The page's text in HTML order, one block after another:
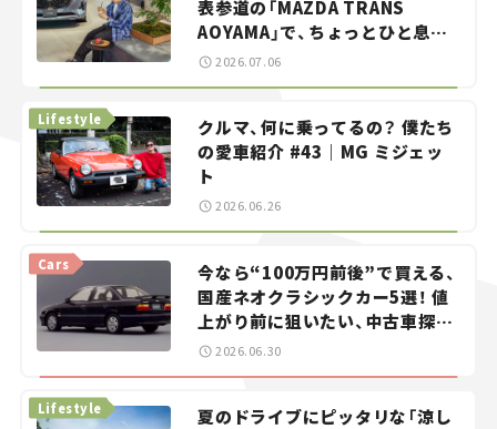
表参道の「MAZDA TRANS
AOYAMA」で、ちょっとひと息。
——連載｜CCGとクルマでどうす
2026.07.06
クルマ、何に乗ってるの？ 僕たち
の愛車紹介 #43｜MG ミジェッ
ト
Lifestyle
2026.06.26
今なら“100万円前後”で買える、
国産ネオクラシックカー5選！ 値
上がり前に狙いたい、中古車探し
をお手伝い――ちょっとイケてるマ
Cars
2026.06.30
夏のドライブにピッタリな「涼し
Lifestyle